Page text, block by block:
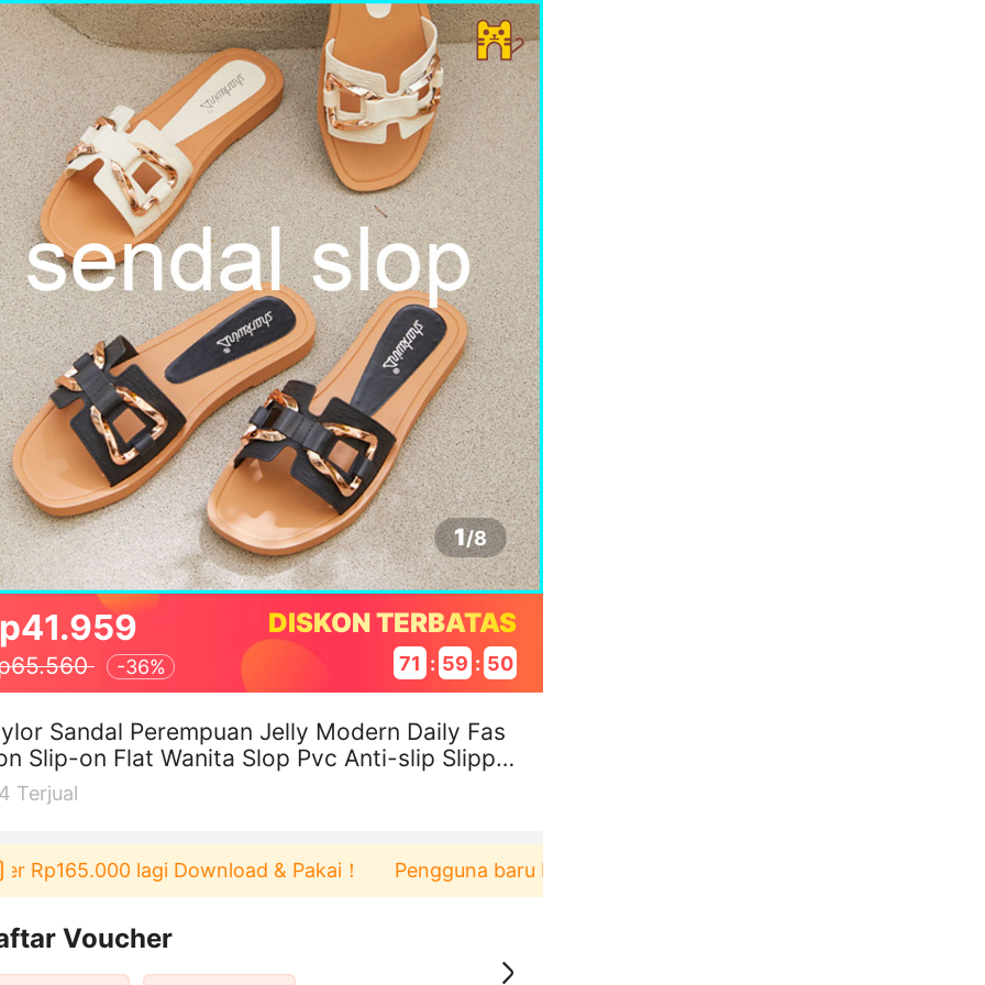
1/8
-36%
DISKON TERBATAS
71 : 59 : 49
Sandal Perempuan Jelly Modern Daily Fas
Slip-on Flat Wanita Slop Pvc Anti-slip Slippe
Slide Sf20803
Terjual
lagi Download & Pakai！ Pengguna baru berbelanja di aplikasi Akulaku bisa dapat voucher
Voucher